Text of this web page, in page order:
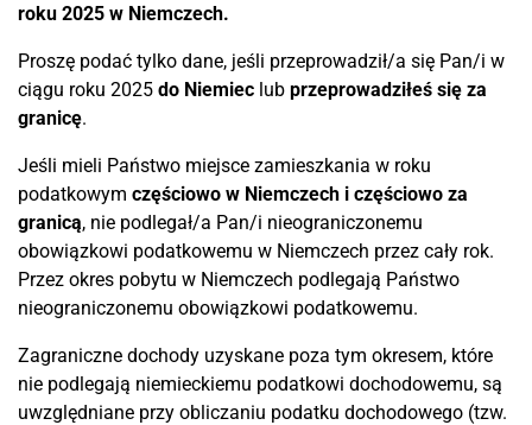
roku 2025 w Niemczech.
Proszę podać tylko dane, jeśli przeprowadził/a się Pan/i w
ciągu roku 2025 do Niemiec lub przeprowadziłeś się za
granicę.
Jeśli mieli Państwo miejsce zamieszkania w roku
podatkowym częściowo w Niemczech i częściowo za
granicą, nie podlegał/a Pan/i nieograniczonemu
obowiązkowi podatkowemu w Niemczech przez cały rok.
Przez okres pobytu w Niemczech podlegają Państwo
nieograniczonemu obowiązkowi podatkowemu.
Zagraniczne dochody uzyskane poza tym okresem, które
nie podlegają niemieckiemu podatkowi dochodowemu, są
uwzględniane przy obliczaniu podatku dochodowego (tzw.